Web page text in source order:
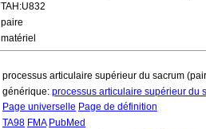
TAH:U832
paire
matériel
processus articulaire supérieur du sacrum
générique: processus articulaire supérieur du
Page universelle Page de définition
TA98 FMA PubMed